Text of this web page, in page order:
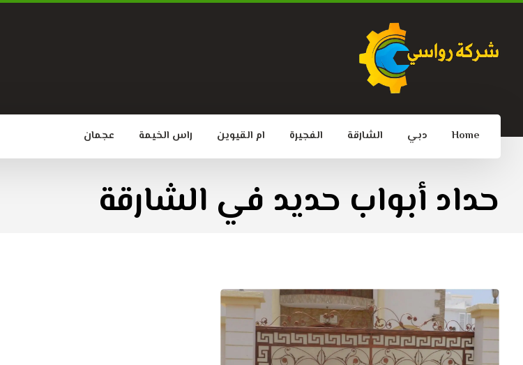
Home دبي الشارقة الفجيرة ام القيوين راس الخيمة عجمان
حداد أبواب حديد في الشارقة